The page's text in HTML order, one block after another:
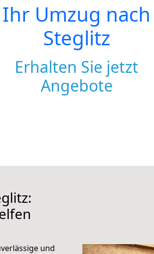
Ihr Umzug nach
Steglitz
Erhalten Sie jetzt
Angebote
und